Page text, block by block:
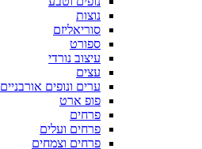
נוצות
סוריאליזם
ספורט
עיצוב נורדי
עצים
ערים ונופים אורבניים
פופ ארט
פרחים
פרחים ועלים
פרחים וצמחים